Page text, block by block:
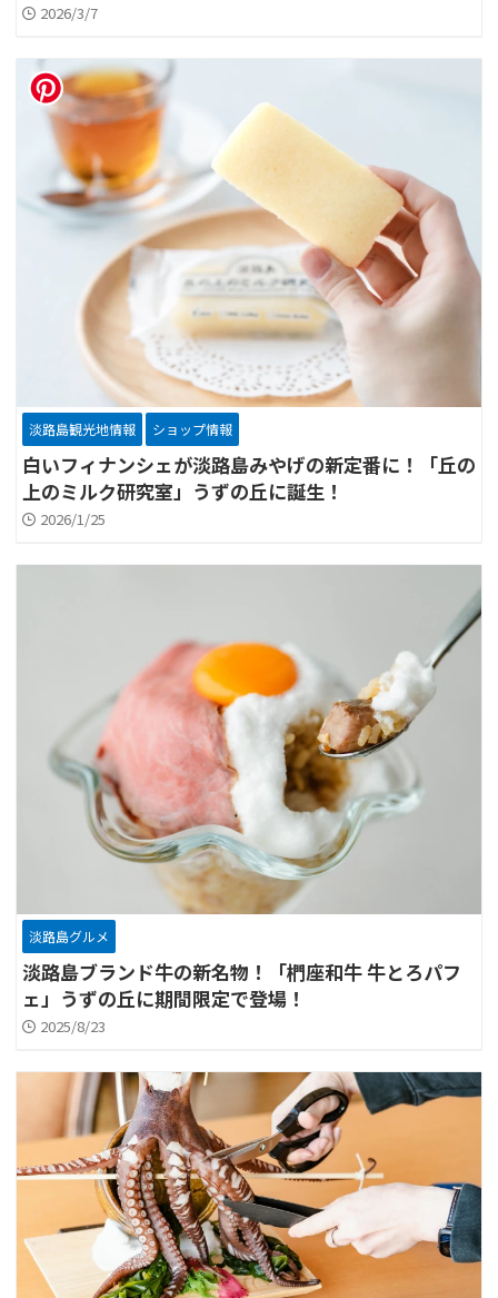
2026/3/7
淡路島観光地情報 ショップ情報
白いフィナンシェが淡路島みやげの新定番に！「丘の
上のミルク研究室」うずの丘に誕生！
2026/1/25
淡路島グルメ
淡路島ブランド牛の新名物！「椚座和牛 牛とろパフ
ェ」うずの丘に期間限定で登場！
2025/8/23